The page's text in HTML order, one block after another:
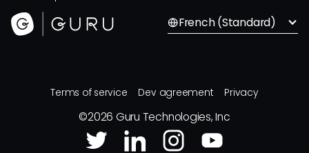
French (Standard)
Terms of service Dev agreement Privacy
©2026 Guru Technologies, Inc